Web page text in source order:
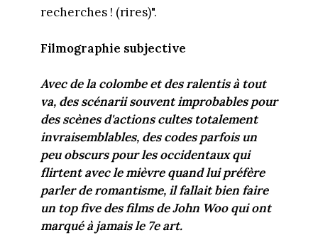
recherches ! (rires)".
Filmographie subjective
Avec de la colombe et des ralentis à tout
va, des scénarii souvent improbables pour
des scènes d'actions cultes totalement
invraisemblables, des codes parfois un
peu obscurs pour les occidentaux qui
flirtent avec le mièvre quand lui préfère
parler de romantisme, il fallait bien faire
un top five des films de John Woo qui ont
marqué à jamais le 7e art.